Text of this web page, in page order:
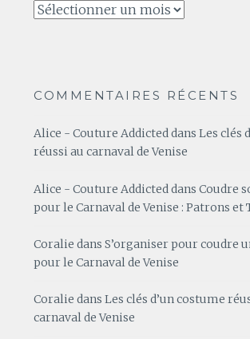
Archives
COMMENTAIRES RÉCENTS
Alice - Couture AddicteddansLes clés
réussi au carnaval de Venise
Alice - Couture Addicted dansCoudre
pour le Carnaval de Venise : Patrons et
Coralie dansS’organiser pour coudre
pour le Carnaval de Venise
Coralie dansLes clés d’un costume
carnaval de Venise